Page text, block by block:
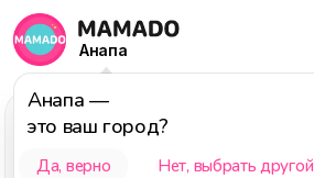
Анапа
Анапа —
это ваш город?
Да, верно Нет, выбрать другой
Психическое
здоровье